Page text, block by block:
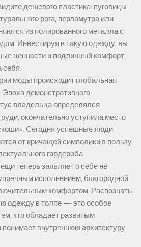
дешевого пластика: пуговицы
рога, перламутра или
из полированного металла с
Инвестируя в такую одежду, вы
ценности и подлинный комфорт,
себя.
моды происходит глобальная
Эпоха демонстративного
владельца определялся
окончательно уступила место
Сегодня успешные люди
от кричащей символики в пользу
гардероба.
теперь заявляет о себе не
исполнением, благородной
комфортом. Распознать
одежду в толпе — это особое
кто обладает развитым
понимает внутреннюю архитектуру